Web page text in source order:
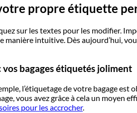
propre étiquette
sur les textes pour les modifier.
manière intuitive. Dès aujourd’hui,
bagages étiquetés joliment
l’étiquetage de votre bagage
vous avez grâce à cela un
pour les accrocher.